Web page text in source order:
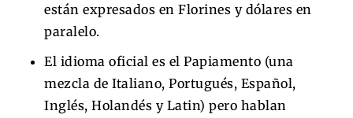
están expresados en Florines y dólares en
paralelo.
El idioma oficial es el Papiamento (una
mezcla de Italiano, Portugués, Español,
Inglés, Holandés y Latin) pero hablan